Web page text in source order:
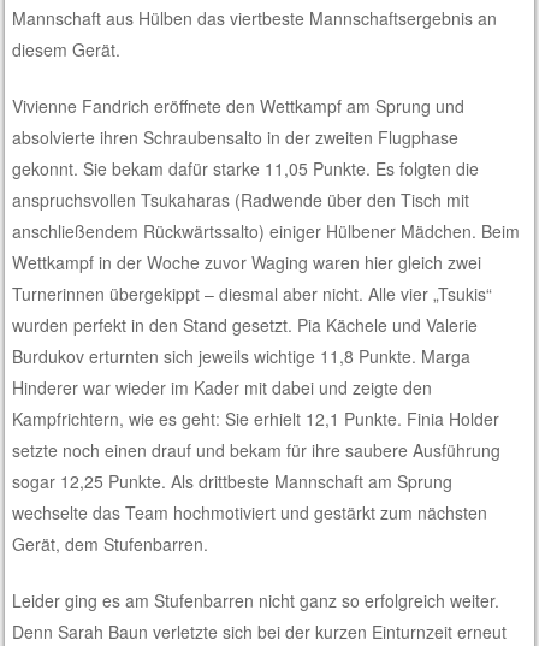
Mannschaft aus Hülben das viertbeste Mannschaftsergebnis an
diesem Gerät.
Vivienne Fandrich eröffnete den Wettkampf am Sprung und
absolvierte ihren Schraubensalto in der zweiten Flugphase
gekonnt. Sie bekam dafür starke 11,05 Punkte. Es folgten die
anspruchsvollen Tsukaharas (Radwende über den Tisch mit
anschließendem Rückwärtssalto) einiger Hülbener Mädchen. Beim
Wettkampf in der Woche zuvor Waging waren hier gleich zwei
Turnerinnen übergekippt – diesmal aber nicht. Alle vier „Tsukis“
wurden perfekt in den Stand gesetzt. Pia Kächele und Valerie
Burdukov erturnten sich jeweils wichtige 11,8 Punkte. Marga
Hinderer war wieder im Kader mit dabei und zeigte den
Kampfrichtern, wie es geht: Sie erhielt 12,1 Punkte. Finia Holder
setzte noch einen drauf und bekam für ihre saubere Ausführung
sogar 12,25 Punkte. Als drittbeste Mannschaft am Sprung
wechselte das Team hochmotiviert und gestärkt zum nächsten
Gerät, dem Stufenbarren.
Leider ging es am Stufenbarren nicht ganz so erfolgreich weiter.
Denn Sarah Baun verletzte sich bei der kurzen Einturnzeit erneut